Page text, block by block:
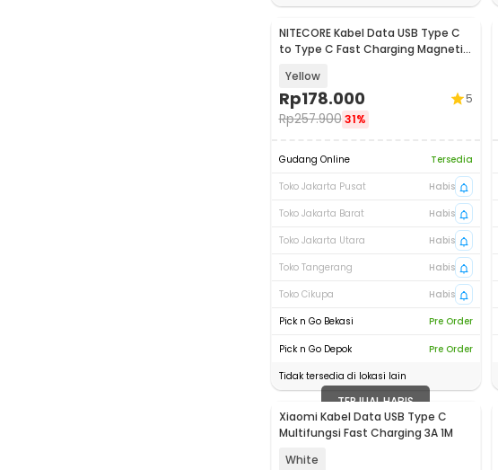
NITECORE Kabel Data USB Type C
to Type C Fast Charging Magnetic
Yellow
Rp178.000
Rp257.900 31%
5
Gudang Online
Tersedia
Toko Jakarta Pusat
Habis
Toko Jakarta Barat
Habis
Toko Jakarta Utara
Habis
Toko Tangerang
Habis
Toko Cikupa
Habis
Pick n Go Bekasi
Pre Order
Pick n Go Depok
Pre Order
Tidak tersedia di lokasi lain
TERJUAL HABIS
Xiaomi Kabel Data USB Type C
Multifungsi Fast Charging 3A 1M
White